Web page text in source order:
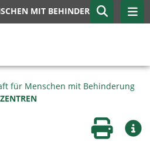
MIT BEHINDERUNG
für Menschen mit Behinderung
Seite